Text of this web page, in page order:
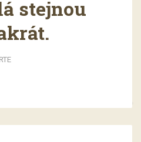
stejnou